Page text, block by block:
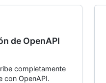
de OpenAPI
completamente
con OpenAPI.